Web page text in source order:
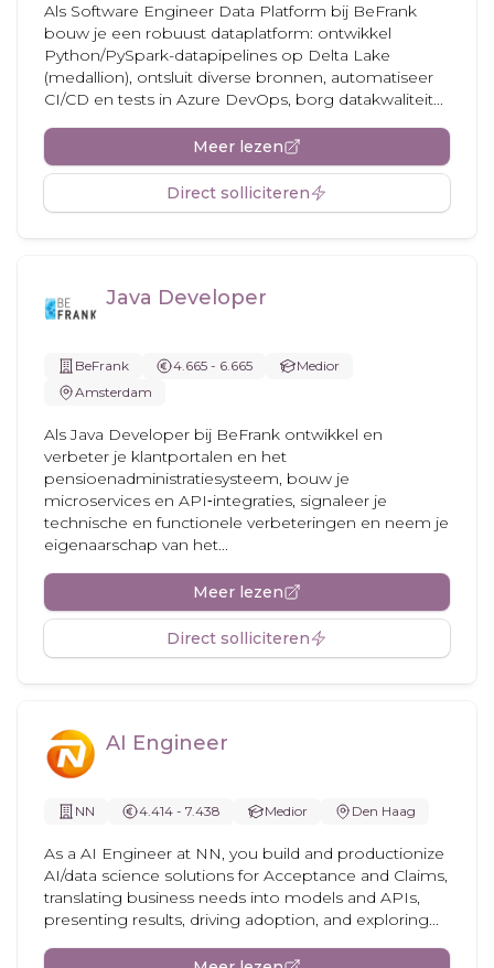
Als Software Engineer Data Platform bij BeFrank
bouw je een robuust dataplatform: ontwikkel
Python/PySpark-datapipelines op Delta Lake
(medallion), ontsluit diverse bronnen, automatiseer
CI/CD en tests in Azure DevOps, borg datakwaliteit...
Meer lezen
Direct solliciteren
Java Developer
BeFrank 4.665 - 6.665
Medior
Amsterdam
Als Java Developer bij BeFrank ontwikkel en
verbeter je klantportalen en het
pensioenadministratiesysteem, bouw je
microservices en API‑integraties, signaleer je
technische en functionele verbeteringen en neem je
eigenaarschap van het...
Meer lezen
Direct solliciteren
AI Engineer
NN 4.414 - 7.438 Medior Den Haag
As a AI Engineer at NN, you build and productionize
AI/data science solutions for Acceptance and Claims,
translating business needs into models and APIs,
presenting results, driving adoption, and exploring...